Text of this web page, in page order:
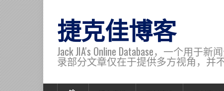
捷克佳博客
Jack JIA's Online Database，一个用
录部分文章仅在于提供多方视角，并